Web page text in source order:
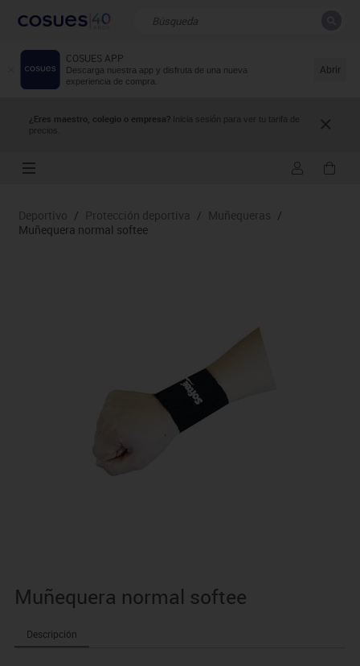
COSUES APP
Descarga nuestra app y disfruta de una nueva
experiencia de compra.
Abrir
¿Eres maestro, colegio o empresa? Inicia sesión para ver tu tarifa de
precios.
Resultados de la búsqueda
Deportivo / Protección deportiva / Muñequeras /
Muñequera normal softee
Muñequera normal softee
Descripción